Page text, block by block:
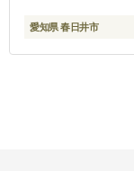
愛知県 春日井市